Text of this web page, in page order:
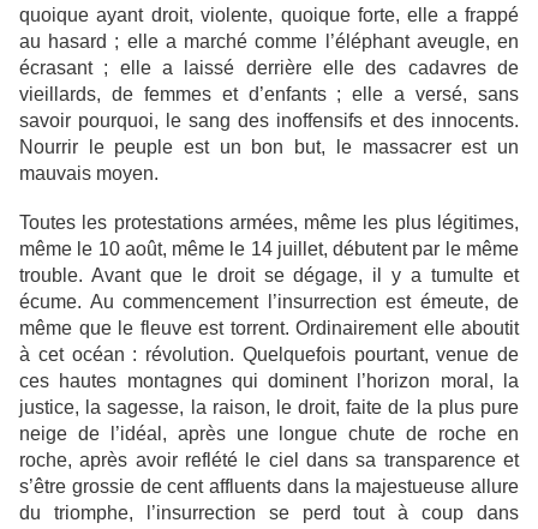
quoique ayant droit, violente, quoique forte, elle a frappé
au hasard ; elle a marché comme l’éléphant aveugle, en
écrasant ; elle a laissé derrière elle des cadavres de
vieillards, de femmes et d’enfants ; elle a versé, sans
savoir pourquoi, le sang des inoffensifs et des innocents.
Nourrir le peuple est un bon but, le massacrer est un
mauvais moyen.
Toutes les protestations armées, même les plus légitimes,
même le 10 août, même le 14 juillet, débutent par le même
trouble. Avant que le droit se dégage, il y a tumulte et
écume. Au commencement l’insurrection est émeute, de
même que le fleuve est torrent. Ordinairement elle aboutit
à cet océan : révolution. Quelquefois pourtant, venue de
ces hautes montagnes qui dominent l’horizon moral, la
justice, la sagesse, la raison, le droit, faite de la plus pure
neige de l’idéal, après une longue chute de roche en
roche, après avoir reflété le ciel dans sa transparence et
s’être grossie de cent affluents dans la majestueuse allure
du triomphe, l’insurrection se perd tout à coup dans